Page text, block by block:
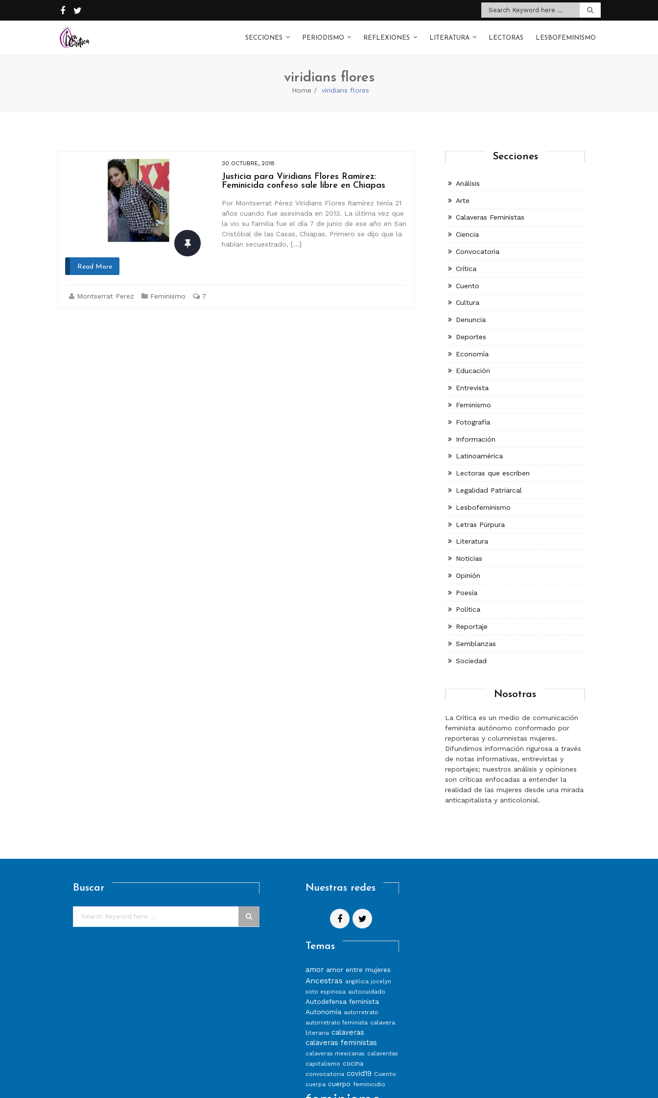
SECCIONES PERIODISMO REFLEXIONES LITERATURA LECTORAS LESBOFEMINISMO
viridians flores
Home viridians flores
30 OCTUBRE, 2018
Justicia para Viridians Flores Ramírez:
Feminicida confeso sale libre en Chiapas
Por Montserrat Pérez Viridians Flores Ramírez tenía 21
años cuando fue asesinada en 2013. La última vez que
la vio su familia fue el día 7 de junio de ese año en San
Cristóbal de las Casas, Chiapas. Primero se dijo que la
habían secuestrado, […]
Read More
Montserrat Perez Feminismo 7
Secciones
Análisis
Arte
Calaveras Feministas
Ciencia
Convocatoria
Crítica
Cuento
Cultura
Denuncia
Deportes
Economía
Educación
Entrevista
Feminismo
Fotografía
Información
Latinoamérica
Lectoras que escriben
Legalidad Patriarcal
Lesbofeminismo
Letras Púrpura
Literatura
Noticias
Opinión
Poesía
Política
Reportaje
Semblanzas
Sociedad
Nosotras
La Crítica es un medio de comunicación
feminista autónomo conformado por
reporteras y columnistas mujeres.
Difundimos información rigurosa a través
de notas informativas, entrevistas y
reportajes; nuestros análisis y opiniones
son críticas enfocadas a entender la
realidad de las mujeres desde una mirada
anticapitalista y anticolonial.
Buscar Nuestras redes
Temas
amor amor entre mujeres
Ancestras angélica jocelyn
soto espinosa autocuidado
Autodefensa feminista
Autonomía autorretrato
autorretrato feminista calavera
literaria calaveras
calaveras feministas
calaveras mexicanas calaveritas
capitalismo cocina
convocatoria covid19 Cuento
cuerpa cuerpo feminicidio